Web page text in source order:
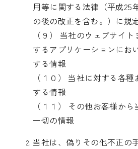
用等に関する法律（平成25
の後の改正を含む。）に規
（９） 当社のウェブサイ
するアプリケーションにお
する情報
（１０） 当社に対する各
する情報
（１１） その他お客様か
一切の情報
当社は、偽りその他不正の